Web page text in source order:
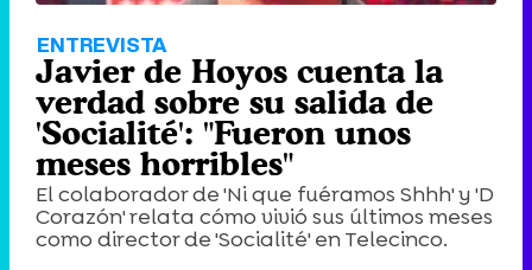
ENTREVISTA
Javier de Hoyos cuenta la
verdad sobre su salida de
'Socialité': "Fueron unos
meses horribles"
El colaborador de 'Ni que fuéramos Shhh' y 'D
Corazón' relata cómo vivió sus últimos meses
como director de 'Socialité' en Telecinco.